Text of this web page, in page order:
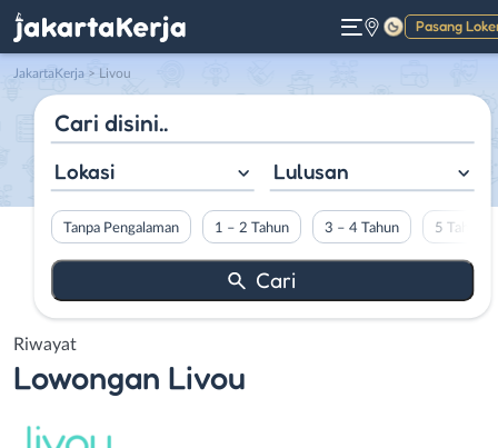
Pasang
Gelap
JakartaKerja > Livou
Lokasi Lulusan
Tanpa Pengalaman 1 – 2 Tahun 3 – 4 Tahun 5 Tahun
Riwayat
Lowongan Livou